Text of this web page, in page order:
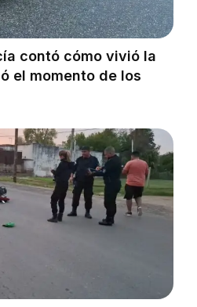
contó cómo vivió la
el momento de los